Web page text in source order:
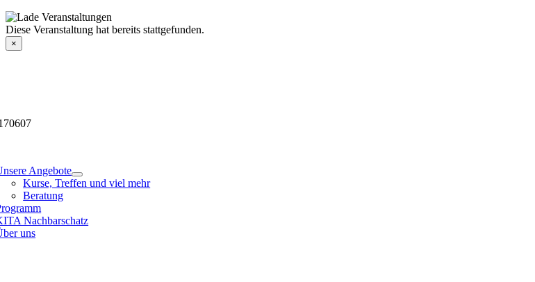
Skip
to
content
Angebote
Kurse, Treffen und viel mehr
Beratung
Nachbarschatz
uns
Veranstaltungsdetails
Diese Veranstaltung hat bereits stattgefunden.
×